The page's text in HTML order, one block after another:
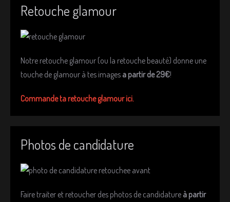
Retouche glamour
Notre retouche glamour (ou la retouche beauté) donne une
touche de glamour à tes images a partir de 29€!
Commande ta retouche glamour ici.
Photos de candidature
Faire traiter et retoucher des photos de candidature à partir